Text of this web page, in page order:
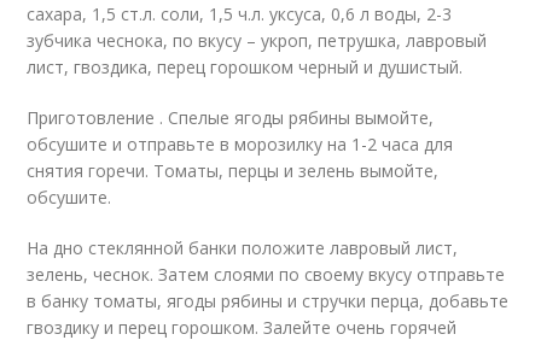
сахара, 1,5 ст.л. соли, 1,5 ч.л. уксуса, 0,6 л воды, 2-3
зубчика чеснока, по вкусу – укроп, петрушка, лавровый
лист, гвоздика, перец горошком черный и душистый.
Приготовление . Спелые ягоды рябины вымойте,
обсушите и отправьте в морозилку на 1-2 часа для
снятия горечи. Томаты, перцы и зелень вымойте,
обсушите.
На дно стеклянной банки положите лавровый лист,
зелень, чеснок. Затем слоями по своему вкусу отправьте
в банку томаты, ягоды рябины и стручки перца, добавьте
гвоздику и перец горошком. Залейте очень горячей